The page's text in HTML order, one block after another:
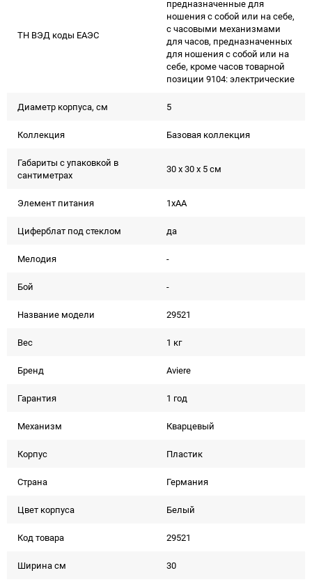
ТН ВЭД коды ЕАЭС
предназначенные для
ношения с собой или на себе,
с часовыми механизмами
для часов, предназначенных
для ношения с собой или на
себе, кроме часов товарной
позиции 9104: электрические
Диаметр корпуса, см 5
Коллекция Базовая коллекция
Габариты с упаковкой в
сантиметрах
30 x 30 x 5 см
Элемент питания 1xAA
Циферблат под стеклом да
Мелодия -
Бой -
Название модели 29521
Вес 1 кг
Бренд Aviere
Гарантия 1 год
Механизм Кварцевый
Корпус Пластик
Страна Германия
Цвет корпуса Белый
Код товара 29521
Ширина см 30